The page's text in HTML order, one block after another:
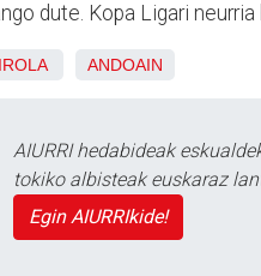
dute. Kopa Ligari
ANDOAIN
AIURRI hedabideak
tokiko albisteak euskaraz
Egin AIURRIkide!